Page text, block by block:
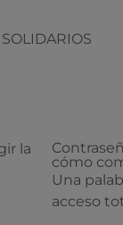
la
cómo
Una
acceso